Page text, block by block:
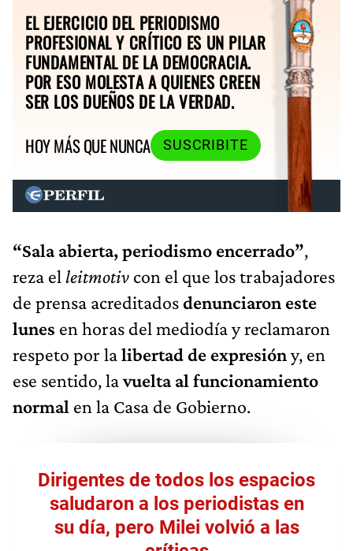
EL EJERCICIO DEL PERIODISMO
PROFESIONAL Y CRÍTICO ES UN PILAR
FUNDAMENTAL DE LA DEMOCRACIA.
POR ESO MOLESTA A QUIENES CREEN
SER LOS DUEÑOS DE LA VERDAD.
HOY MÁS QUE NUNCA
SUSCRIBITE
“Sala abierta, periodismo encerrado”,
reza el leitmotiv con el que los trabajadores
de prensa acreditadosdenunciaron este
lunes en horas del mediodía y reclamaron
respeto por lalibertad de expresióny, en
ese sentido, lavuelta al funcionamiento
normal en la Casa de Gobierno.
Dirigentes de todos los espacios
saludaron a los periodistas en
su día, pero Milei volvió a las